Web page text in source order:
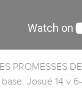
PROMESSES
Josué 14 v.6-